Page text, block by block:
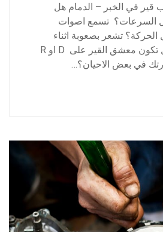
في الخبر – الدمام هل
السرعات؟ تسمع اصوات
تشعر بصعوبة اثناء
تحريك الفتيس؟ هل تكون معشق القير على D او R
في بعض الاحيان؟…